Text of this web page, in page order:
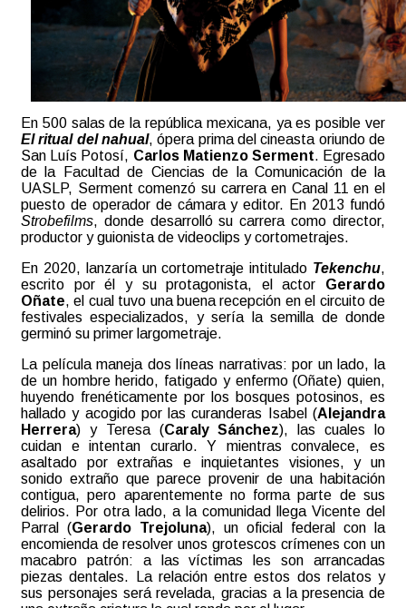
En 500 salas de la república mexicana, ya es posible ver
El ritual del nahual, ópera prima del cineasta oriundo de
San Luís Potosí, Carlos Matienzo Serment. Egresado
de la Facultad de Ciencias de la Comunicación de la
UASLP, Serment comenzó su carrera en Canal 11 en el
puesto de operador de cámara y editor. En 2013 fundó
Strobefilms, donde desarrolló su carrera como director,
productor y guionista de videoclips y cortometrajes.
En 2020, lanzaría un cortometraje intitulado Tekenchu,
escrito por él y su protagonista, el actor Gerardo
Oñate, el cual tuvo una buena recepción en el circuito de
festivales especializados, y sería la semilla de donde
germinó su primer largometraje.
La película maneja dos líneas narrativas: por un lado, la
de un hombre herido, fatigado y enfermo (Oñate) quien,
huyendo frenéticamente por los bosques potosinos, es
hallado y acogido por las curanderas Isabel (Alejandra
Herrera) y Teresa (Caraly Sánchez), las cuales lo
cuidan e intentan curarlo. Y mientras convalece, es
asaltado por extrañas e inquietantes visiones, y un
sonido extraño que parece provenir de una habitación
contigua, pero aparentemente no forma parte de sus
delirios. Por otra lado, a la comunidad llega Vicente del
Parral (Gerardo Trejoluna), un oficial federal con la
encomienda de resolver unos grotescos crímenes con un
macabro patrón: a las víctimas les son arrancadas
piezas dentales. La relación entre estos dos relatos y
sus personajes será revelada, gracias a la presencia de